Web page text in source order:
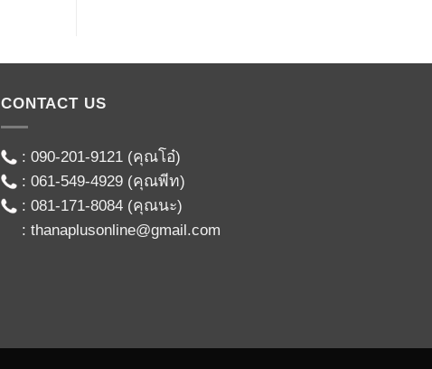
CONTACT US
: 090-201-9121(คุณโอ๋)
: 061-549-4929(คุณพีท)
: 081-171-8084(คุณนะ)
: thanaplusonline@gmail.com